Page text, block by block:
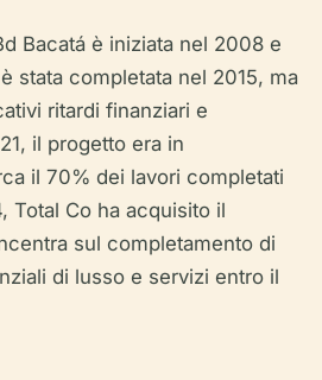
Bacatá è iniziata nel 2008 e
stata completata nel 2015, ma
ritardi finanziari e
il progetto era in
il 70% dei lavori completati
Total Co ha acquisito il
sul completamento di
di lusso e servizi entro il